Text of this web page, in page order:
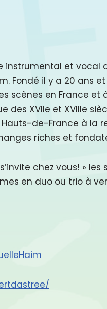
instrumental et vocal
Fondé il y a 20 ans
scènes en France et
XVIIe et XVIIIe
de-France à la
riches et
chez vous! »
en duo ou trio à